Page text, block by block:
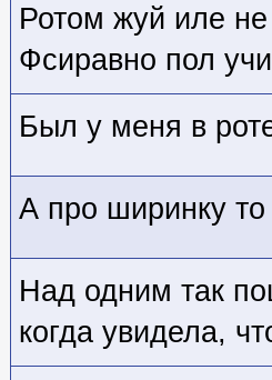
Ротом жуй иле
Фсиравно пол
Был у меня в
А про ширинку
Над одним так
когда увидела,